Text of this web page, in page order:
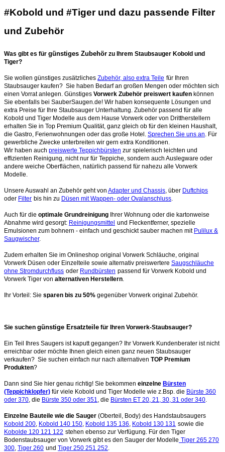
#Kobold und #Tiger und dazu passende Filter
und Zubehör
Was gibt es für günstiges Zubehör zu Ihrem Staubsauger Kobold und
Tiger?
Sie wollen günstiges zusätzliches Zubehör, also extra Teile für Ihren
Staubsauger kaufen? Sie haben Bedarf an großen Mengen oder möchten sich
einen Vorrat anlegen. Günstiges Vorwerk Zubehör preiswert kaufen können
Sie ebenfalls bei SauberSaugen.de! Wir haben konsequente Lösungen und
extra Preise für Ihre Staubsauger Unterhaltung. Zubehör passend für alle
Kobold und Tiger Modelle aus dem Hause Vorwerk oder von Drittherstellern
erhalten Sie in Top Premium Qualität, ganz gleich ob für den kleinen Haushalt,
die Gastro, Ferienwohnungen oder das große Hotel. Sprechen Sie uns an . Für
gewerbliche Zwecke unterbreiten wir gern extra Konditionen.
Wir haben auch preiswerte Teppichbürsten zur spielerisch leichten und
effizienten Reinigung, nicht nur für Teppiche, sondern auch Auslegware oder
andere weiche Oberflächen, natürlich passend für nahezu alle Vorwerk
Modelle.
Unsere Auswahl an Zubehör geht von Adapter und Chassis , über Duftchips
oder Filter bis hin zu Düsen mit Wappen- oder Ovalanschluss
Auch für die optimale Grundreinigung Ihrer Wohnung oder die kartonweise
Abnahme wird gesorgt: Reinigungsmittel und Fleckentferner, spezielle
Emulsionen zum bohnern - einfach und geschickt sauber machen mit Pulilux &
Saugwischer.
Zudem erhalten Sie im Onlineshop original Vorwerk Schläuche, original
Vorwerk Düsen oder Einzelteile sowie alternativ preiswertere Saugschläuche
ohne Stromdurchfluss oder Rundbürsten passend für Vorwerk Kobold und
Vorwerk Tiger von alternativen Herstellern
Ihr Vorteil: Sie sparen bis zu 50% gegenüber Vorwerk original Zubehör.
Sie suchen günstige Ersatzteile für Ihren Vorwerk-Staubsauger?
Ein Teil Ihres Saugers ist kaputt gegangen? Ihr Vorwerk Kundenberater ist nicht
erreichbar oder möchte Ihnen gleich einen ganz neuen Staubsauger
verkaufen? Sie suchen einfach nur nach alternativen TOP Premium
Produkten?
Dann sind Sie hier genau richtig! Sie bekommen einzelne Bürsten
(Teppichklopfer) für viele Kobold und Tiger Modelle wie z.Bsp. die Bürste 360
oder 370 , die Bürste 350 oder 351 , die Bürsten ET 20, 21, 30, 31 oder 340
Einzelne Bauteile wie die Sauger (Oberteil, Body) des Handstaubsaugers
Kobold 200 Kobold 140 150 Kobold 135 136 Kobold 130 131 sowie die
Kobolde 120 121 122 stehen ebenso zur Verfügung. Für den Tiger
Bodenstaubsauger von Vorwerk gibt es den Sauger der Modelle Tiger 265 270
300 Tiger 260 und Tiger 250 251 252